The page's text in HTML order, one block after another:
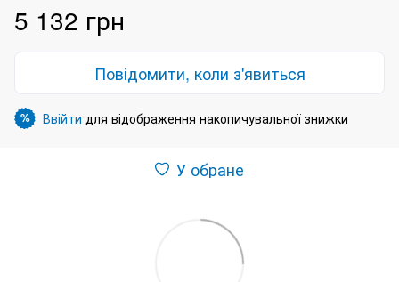
5 132 грн
Повідомити, коли з'явиться
% Ввійти для відображення накопичувальної знижки
У обране